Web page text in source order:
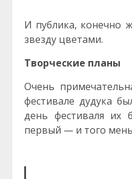
И публика, конечно
звезду цветами.
Творческие планы
Очень
фестивале дудука
день фестиваля их
первый — и того